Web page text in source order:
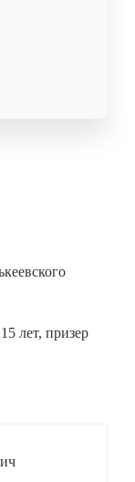
лет, призер